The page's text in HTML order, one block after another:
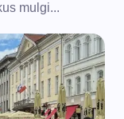
mulgi...